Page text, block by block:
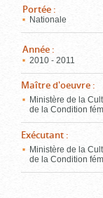
Portée :
Nationale
Année :
2010 - 2011
Maître d'oeuvre :
Ministère de la
de la Condition
Exécutant :
Ministère de la
de la Condition